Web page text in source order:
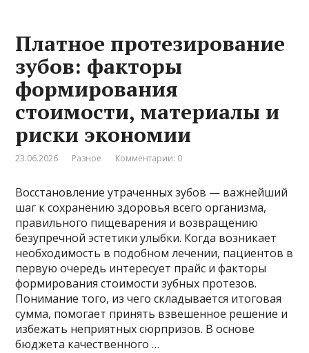
Платное протезирование
зубов: факторы
формирования
стоимости, материалы и
риски экономии
23.06.2026 Разное Комментарии: 0
Восстановление утраченных зубов — важнейший
шаг к сохранению здоровья всего организма,
правильного пищеварения и возвращению
безупречной эстетики улыбки. Когда возникает
необходимость в подобном лечении, пациентов в
первую очередь интересует прайс и факторы
формирования стоимости зубных протезов.
Понимание того, из чего складывается итоговая
сумма, помогает принять взвешенное решение и
избежать неприятных сюрпризов. В основе
бюджета качественного …